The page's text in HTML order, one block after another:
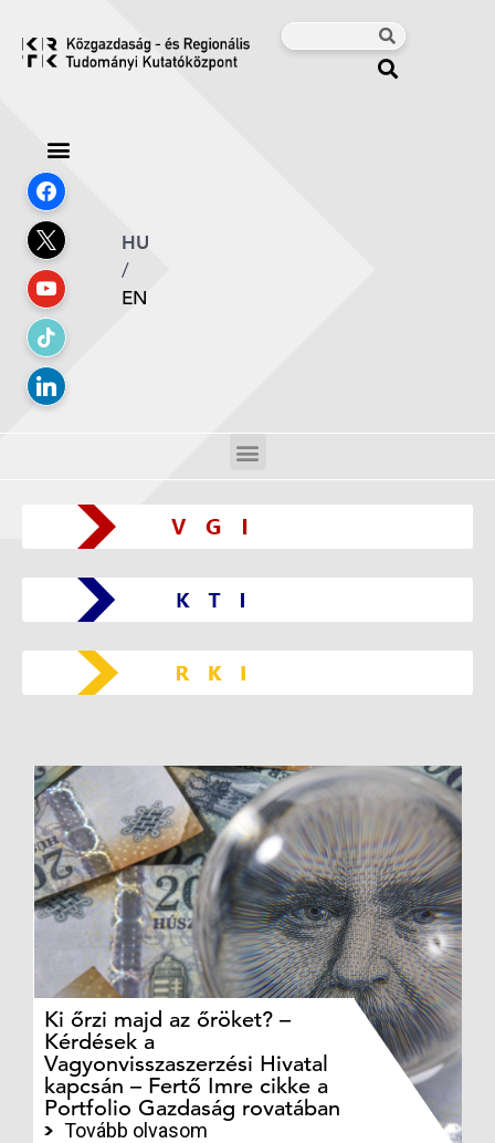
HU
/
EN
Ki őrzi majd az őröket? –
Kérdések a
Vagyonvisszaszerzési Hivatal
kapcsán – Fertő Imre cikke a
Portfolio Gazdaság rovatában
Tovább olvasom